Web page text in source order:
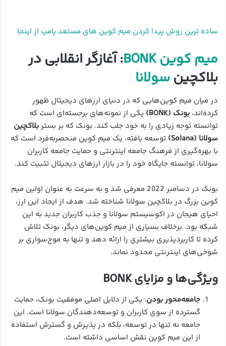
ساده ترین روش پیدا کردن میم کوین های مستعد پامپ از اینجا
میم کوین BONK
: آغازگر انقلابی در
بلاکچین سولانا
در میان میم کوین‌هایی که در دنیای ارزهای دیجیتال ظهور
کرده‌اند، بونک (BONK)
یکی از نمونه‌های برجسته‌ای است که
توانسته توجه زیادی را به خود جلب کند. بونک که بر بستربلاکچین
سولانا (Solana)
توسعه یافته، یک میم کوین منحصربه‌فرد است که
با بهره‌گیری از فرهنگ جامعه اینترنتی و حمایت جامعه کاربران
سولانا، توانسته جایگاه خود را در بازار ارزهای دیجیتال تثبیت کند.
بونک در دسامبر 2022 معرفی شد و به سرعت به عنوان اولین میم
کوین بزرگ در بلاکچین سولانا شناخته شد. هدف از ایجاد این ارز،
احیای هیجان در اکوسیستم سولانا و جذب کاربران جدید به این
شبکه بود. برخلاف بسیاری از میم کوین‌های دیگر، بونک تلاش
کرده تا کاربردپذیری بیشتری را ارائه دهد و تنها به موج‌سواری بر
شوخی‌های اینترنتی محدود نماند.
ویژگی‌ها و مزایای BONK
جامعه‌محور بودن: یکی از دلایل اصلی موفقیت بونک، حمایت
گسترده از سوی کاربران و توسعه‌دهندگان سولانا است. این
جامعه نه تنها در توسعه، بلکه در پذیرش و گسترش استفاده
از این میم کوین نقش اساسی داشته است.